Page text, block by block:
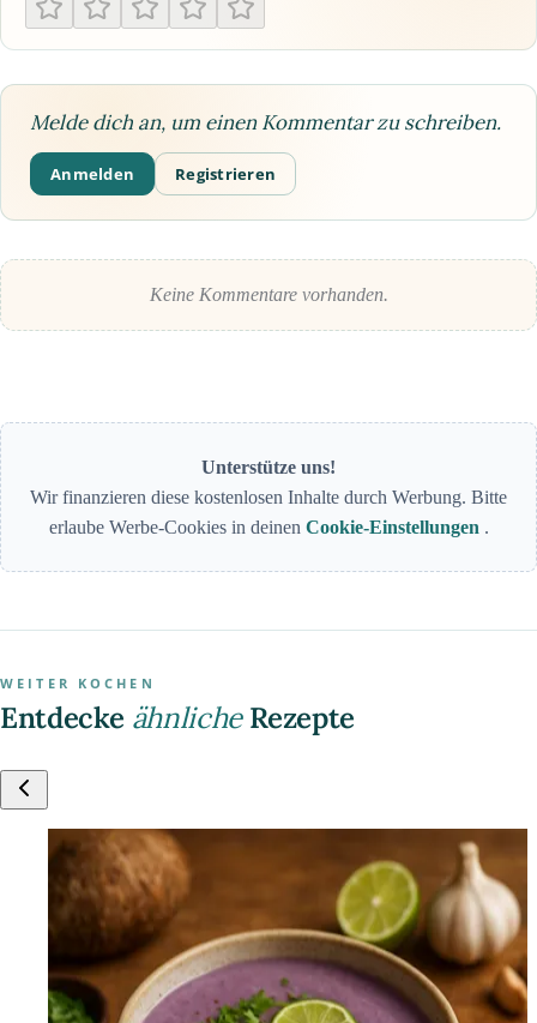
Melde dich an, um einen Kommentar zu schreiben.
Anmelden Registrieren
Keine Kommentare vorhanden.
Unterstütze uns!
Wir finanzieren diese kostenlosen Inhalte durch Werbung. Bitte
erlaube Werbe-Cookies in deinen Cookie-Einstellungen .
WEITER KOCHEN
Entdecke ähnlicheRezepte